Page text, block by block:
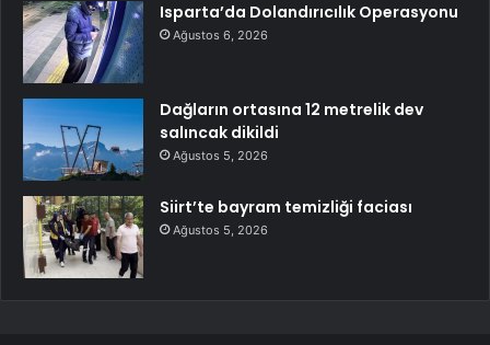
Isparta’da Dolandırıcılık Operasyonu
Ağustos 6, 2026
Dağların ortasına 12 metrelik dev
salıncak dikildi
Ağustos 5, 2026
Siirt’te bayram temizliği faciası
Ağustos 5, 2026